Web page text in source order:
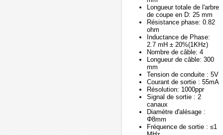
Longueur totale de l'arbre
de coupe en D: 25 mm
Résistance phase: 0.82
ohm
Inductance de Phase:
2.7 mH ± 20%(1KHz)
Nombre de câble: 4
Longueur de câble: 300
mm
Tension de conduite : 5V
Courant de sortie : 55mA
Résolution: 1000ppr
Signal de sortie : 2
canaux
Diamètre d'alésage :
Φ8mm
Fréquence de sortie : ≤1